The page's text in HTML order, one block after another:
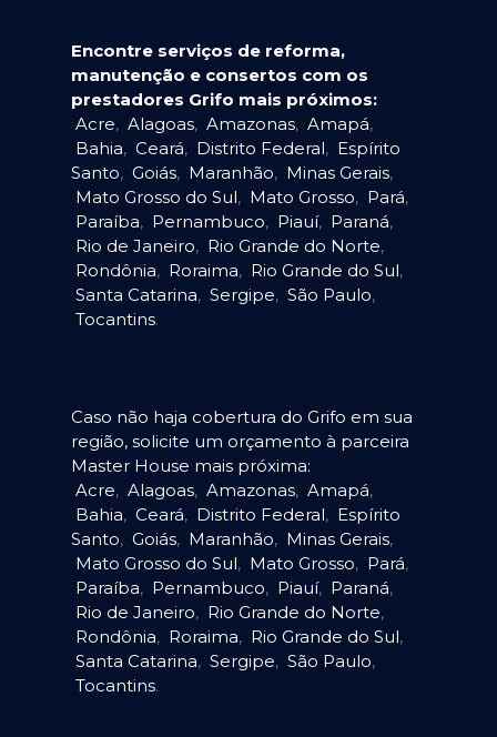
Encontre serviços de reforma,
manutenção e consertos com os
prestadores Grifo mais próximos:
Acre, Alagoas, Amazonas, Amapá,
Bahia, Ceará, Distrito Federal, Espírito
Santo, Goiás, Maranhão, Minas Gerais,
Mato Grosso do Sul, Mato Grosso, Pará,
Paraíba, Pernambuco, Piauí, Paraná,
Rio de Janeiro, Rio Grande do Norte,
Rondônia, Roraima, Rio Grande do Sul,
Santa Catarina, Sergipe, São Paulo,
Tocantins.
Caso não haja cobertura do Grifo em sua
região, solicite um orçamento à parceira
Master House mais próxima:
Acre, Alagoas, Amazonas, Amapá,
Bahia, Ceará, Distrito Federal, Espírito
Santo, Goiás, Maranhão, Minas Gerais,
Mato Grosso do Sul, Mato Grosso, Pará,
Paraíba, Pernambuco, Piauí, Paraná,
Rio de Janeiro, Rio Grande do Norte,
Rondônia, Roraima, Rio Grande do Sul,
Santa Catarina, Sergipe, São Paulo,
Tocantins.